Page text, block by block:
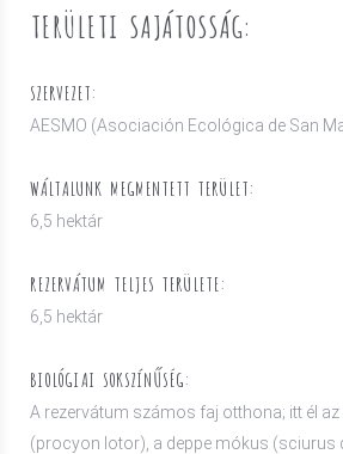
TERÜLETI SAJÁTOSSÁG:
SZERVEZET:
AESMO (Asociación Ecológica de San
WÁLTALUNK MEGMENTETT TERÜLET:
6,5 hektár
REZERVÁTUM TELJES TERÜLETE:
6,5 hektár
BIOLÓGIAI SOKSZÍNŰSÉG:
A rezervátum számos faj otthona; itt él
(procyon lotor), a deppe mókus (sciurus